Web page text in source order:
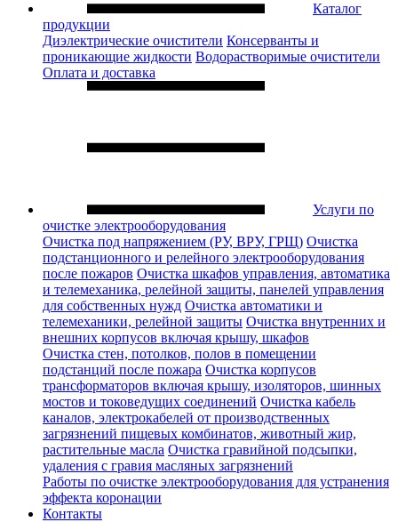
Каталог
продукции
Диэлектрические очистители Консерванты и
проникающие жидкости Водорастворимые очистители
Оплата и доставка
Услуги по
очистке электрооборудования
Очистка под напряжением (РУ, ВРУ, ГРЩ) Очистка
подстанционного и релейного электрооборудования
после пожаров Очистка шкафов управления, автоматика
и телемеханика, релейной защиты, панелей управления
для собственных нужд Очистка автоматики и
телемеханики, релейной защиты Очистка внутренних и
внешних корпусов включая крышу, шкафов
Очистка стен, потолков, полов в помещении
подстанций после пожара Очистка корпусов
трансформаторов включая крышу, изоляторов, шинных
мостов и токоведущих соединений Очистка кабель
каналов, электрокабелей от производственных
загрязнений пищевых комбинатов, животный жир,
растительные масла Очистка гравийной подсыпки,
удаления с гравия масляных загрязнений
Работы по очистке электрооборудования для устранения
эффекта коронации
Контакты